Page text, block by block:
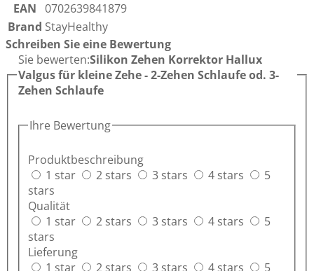
EAN 0702639841879
Brand StayHealthy
Schreiben Sie eine Bewertung
Sie bewerten:Silikon Zehen Korrektor Hallux
Valgus für kleine Zehe - 2-Zehen Schlaufe od. 3-
Zehen Schlaufe
Ihre Bewertung
Produktbeschreibung
1 star
2 stars 3 stars 4 stars
5
stars
Qualität
1 star
2 stars 3 stars 4 stars
5
stars
Lieferung
1 star
2 stars 3 stars 4 stars 5